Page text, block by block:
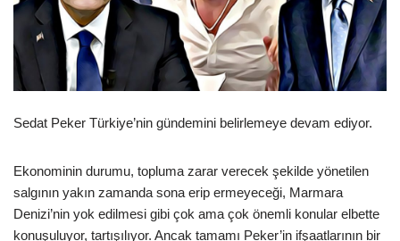
Sedat Peker Türkiye’nin gündemini belirlemeye devam ediyor.
Ekonominin durumu, topluma zarar verecek şekilde yönetilen
salgının yakın zamanda sona erip ermeyeceği, Marmara
Denizi’nin yok edilmesi gibi çok ama çok önemli konular elbette
konuşuluyor, tartışılıyor. Ancak tamamı Peker’in ifşaatlarının bir